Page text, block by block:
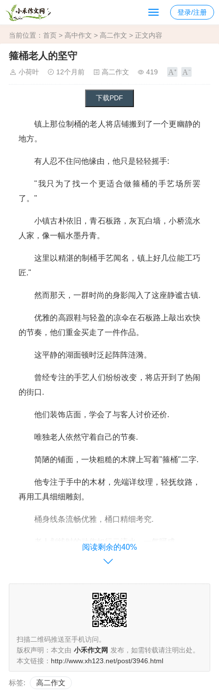
登录/注册
当前位置： 首页 > 高中作文 > 高二作文 > 正文内容
箍桶老人的坚守
小荷叶 12个月前 高二作文 419
镇上那位制桶的老人将店铺搬到了一个更幽静的
地方。
有人忍不住问他缘由，他只是轻轻摇手:
"我只为了找一个更适合做箍桶的手艺场所罢
了。"
小镇古朴依旧，青石板路，灰瓦白墙，小桥流水
人家，像一幅水墨丹青。
这里以精湛的制桶手艺闻名，镇上好几位能工巧
匠."
然而那天，一群时尚的身影闯入了这座静谧古镇.
优雅的高跟鞋与轻盈的凉伞在石板路上敲出欢快
的节奏，他们重金买走了一件作品。
这平静的湖面顿时泛起阵阵涟漪。
曾经专注的手艺人们纷纷改变，将店开到了热闹
的街口.
他们装饰店面，学会了与客人讨价还价.
唯独老人依然守着自己的节奏.
简陋的铺面，一块粗糙的木牌上写着"箍桶"二字.
他专注于手中的木材，先端详纹理，轻抚纹路，
再用工具细细雕刻。
桶身线条流畅优雅，桶口精细考究.
老人划线时的动作如行云流水，一气呵成。
这位匠人仿佛达到了技艺的至高境界.
他的作品散发着原木清香，静静地展示着传统工
当我走进老人的新店铺
穿过喧嚣华丽的店面,
来到老人清幽宁静的工作间.
阅读剩余的40%
扫描二维码推送至手机访问。
版权声明：本文由 小禾作文网 发布，如需转载请注明出处。
本文链接： http://www.xh123.net/post/3946.html
标签: 高二作文